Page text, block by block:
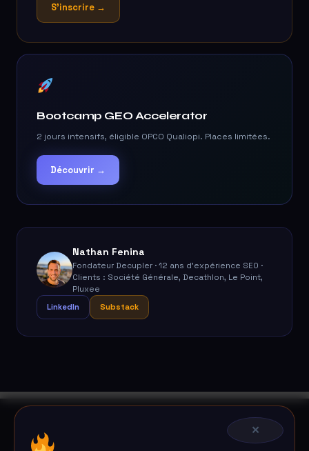
S'inscrire →
Bootcamp GEO Accelerator
2 jours intensifs, éligible OPCO Qualiopi. Places limitées.
Découvrir →
Nathan Fenina
Fondateur Decupler · 12 ans d'expérience SEO ·
Clients : Société Générale, Decathlon, Le Point,
Pluxee
LinkedIn
Substack
✕